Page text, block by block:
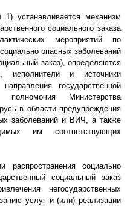
устанавливается механизм
социального заказа
мероприятий по
опасных заболеваний
заказ), определяются
исполнители и источники
государственной
полномочия Министерства
в области предупреждения
заболеваний и ВИЧ, а также
им соответствующих
социально
социальный заказ
негосударственных
услуг и (или) реализации